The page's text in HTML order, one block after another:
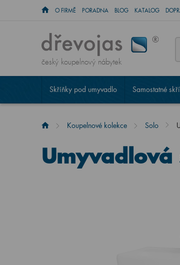
O FIRMĚ PORADNA BLOG KATALOG
český koupelnový nábytek
Skříňky pod umyvadlo Samostatné
Koupelnové kolekce Solo
Umyvadlová